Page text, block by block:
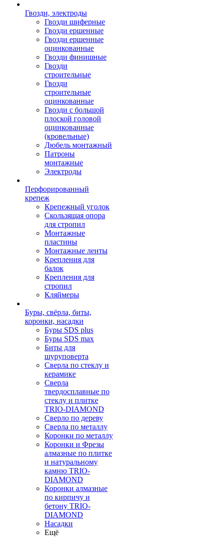
Гвозди, электроды
Гвозди шиферные
Гвозди ершенные
Гвозди ершенные
оцинкованные
Гвозди финишные
Гвозди
строительные
Гвозди
строительные
оцинкованные
Гвозди с большой
плоской головой
оцинкованные
(кровельные)
Дюбель монтажный
Патроны
монтажные
Электроды
Перфорированный
крепеж
Крепежный уголок
Скользящая опора
для стропил
Монтажные
пластины
Монтажные ленты
Крепления для
балок
Крепления для
стропил
Кляймеры
Буры, свёрла, биты,
коронки, насадки
Буры SDS plus
Буры SDS max
Биты для
шуруповерта
Сверла по стеклу и
керамике
Сверла
твердосплавные по
стеклу и плитке
TRIO-DIAMOND
Сверло по дереву
Сверла по металлу
Коронки по металлу
Коронки и Фрезы
алмазные по плитке
и натуральному
камню TRIO-
DIAMOND
Коронки алмазные
по кирпичу и
бетону TRIO-
DIAMOND
Насадки
Ещё